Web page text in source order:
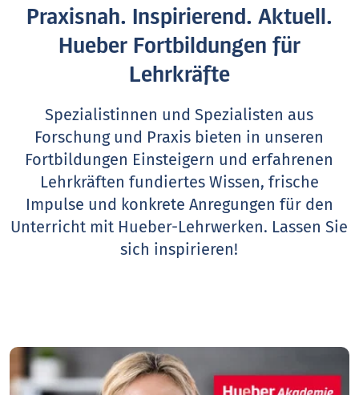
Praxisnah. Inspirierend. Aktuell.
Hueber Fortbildungen für
Lehrkräfte
Spezialistinnen und Spezialisten aus
Forschung und Praxis bieten in unseren
Fortbildungen Einsteigern und erfahrenen
Lehrkräften fundiertes Wissen, frische
Impulse und konkrete Anregungen für den
Unterricht mit Hueber-Lehrwerken. Lassen Sie
sich inspirieren!